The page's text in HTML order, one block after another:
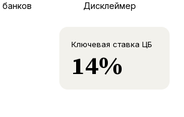
Дисклеймер
Ключевая ставка ЦБ
14%